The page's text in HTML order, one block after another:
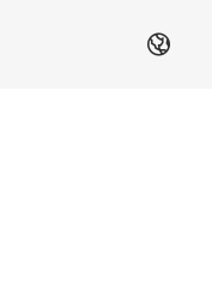
ZH